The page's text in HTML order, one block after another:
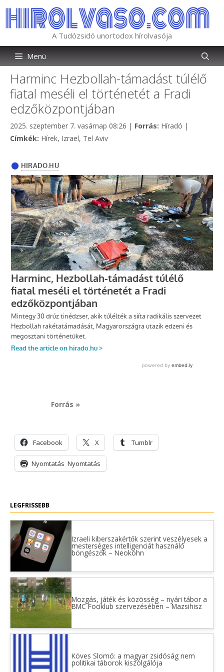
tartalomba
A Tudózsidó unortodox hírolvasója
Menü
Harminc Hezbollah-támadást túlélő
fiatal meséli el történetét a Fradi
edzőközpontjában
2025. szeptember 7. vasárnap 08:26 | Forrás: Kategória
Híradó |
Címkék: Címkék
Hírek, Izrael, Tel Aviv
Forrás »
Facebook X Tumblr
Nyomtatás Nyomtatás
LEGFRISSEBB
Izraeli kiberszakértők szerint veszélyesek a
mesterséges intelligenciát használó
böngészők – Neokohn
Mozgás, játék és közösség – nyári tábor a
BMC Fociklub szervezésében – Mazsihisz
Köves Slomó: a magyar zsidóság nem
politikai táborok kiszolgálója